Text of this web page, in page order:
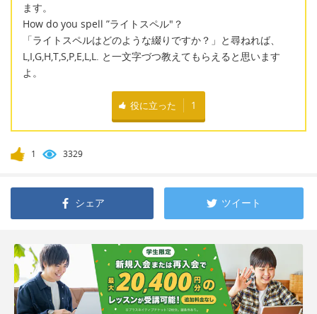
ます。
How do you spell ”ライトスペル"？
「ライトスペルはどのような綴りですか？」と尋ねれば、
L,I,G,H,T,S,P,E,L,L. と一文字づつ教えてもらえると思います
よ。
役に立った 1
1 3329
シェア ツイート